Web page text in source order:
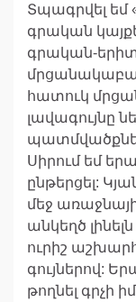
Տպագրվել եմ
գրական
գրական-
հատուկ
լավագույնը
Սիրում եմ
ընթերցել:
մեջ
անկեղծ
ուրիշ
գույներով:
թողնել գրչի